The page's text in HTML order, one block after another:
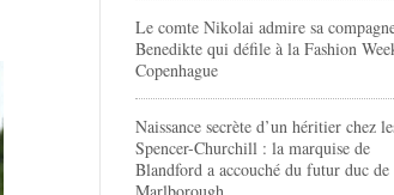
Le comte Nikolai admire sa
Benedikte qui défile à la Fashion
Copenhague
Naissance secrète d’un héritier chez
Spencer-Churchill : la marquise de
Blandford a accouché du futur duc de